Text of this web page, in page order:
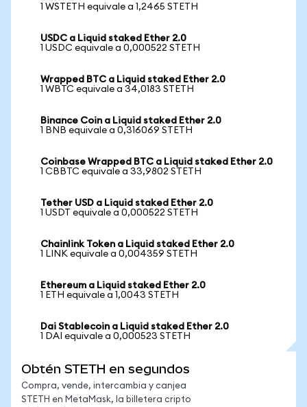
1 WSTETH equivale a 1,2465 STETH
USDC a Liquid staked Ether 2.0
1 USDC equivale a 0,000522 STETH
Wrapped BTC a Liquid staked Ether 2.0
1 WBTC equivale a 34,0183 STETH
Binance Coin a Liquid staked Ether 2.0
1 BNB equivale a 0,316069 STETH
Coinbase Wrapped BTC a Liquid staked Ether 2.0
1 CBBTC equivale a 33,9802 STETH
Tether USD a Liquid staked Ether 2.0
1 USDT equivale a 0,000522 STETH
Chainlink Token a Liquid staked Ether 2.0
1 LINK equivale a 0,004359 STETH
Ethereum a Liquid staked Ether 2.0
1 ETH equivale a 1,0043 STETH
Dai Stablecoin a Liquid staked Ether 2.0
1 DAI equivale a 0,000523 STETH
Obtén STETH en segundos
Compra, vende, intercambia y canjea
STETH en MetaMask, la billetera cripto